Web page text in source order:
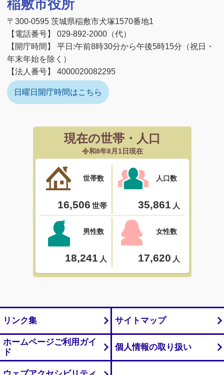
稲敷市役所
〒300-0595 茨城県稲敷市犬塚1570番地1
【電話番号】 029-892-2000（代）
【開庁時間】 平日:午前8時30分から午後5時15分（祝日・
年末年始を除く）
【法人番号】 4000020082295
日曜日開庁時間はこちら
リンク集 サイトマップ
ホームページご利用ガイ
ド
個人情報の取り扱い